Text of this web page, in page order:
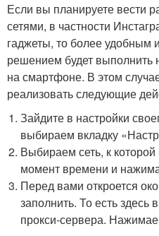
Если вы планируете вести
сетями, в частности
гаджеты, то более удобным
решением будет выполнить
на смартфоне. В этом
реализовать следующие
Зайдите в настройки
выбираем вкладку
Выбираем сеть, к
момент времени и
Перед вами откроется
заполнить. То есть здесь
прокси-сервера.